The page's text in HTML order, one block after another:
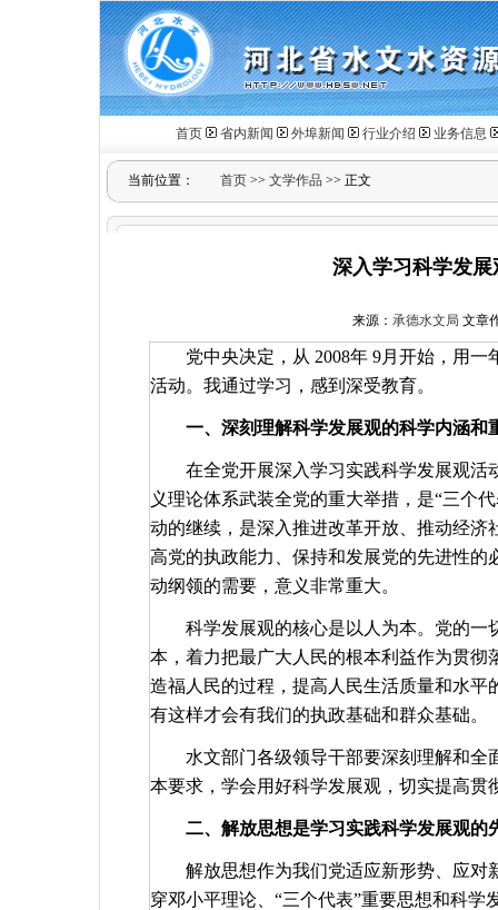
首页 省内新闻 外埠新闻 行业介绍 业务信息
当前位置： 首页 >> 文学作品 >> 正文
深入学习科学发
来源： 承德水文局 文章
党中央决定，从 2008年 9月开始，用一
活动。我通过学习，感到深受教育。
一、深刻理解科学发展观的科学内涵和
在全党开展深入学习实践科学发展观
义理论体系武装全党的重大举措，是“三个
动的继续，是深入推进改革开放、推动经
高党的执政能力、保持和发展党的先进性
动纲领的需要，意义非常重大。
科学发展观的核心是以人为本。党的
本，着力把最广大人民的根本利益作为贯
造福人民的过程，提高人民生活质量和水
有这样才会有我们的执政基础和群众基础。
水文部门各级领导干部要深刻理解和
本要求，学会用好科学发展观，切实提高
二、解放思想是学习实践科学发展观的
解放思想作为我们党适应新形势、应
穿邓小平理论、“三个代表”重要思想和科